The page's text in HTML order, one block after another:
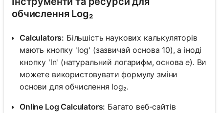
обчислення Log₂
Calculators: Більшість наукових калькуляторів
мають кнопку 'log' (зазвичай основа 10), а іноді
кнопку 'ln' (натуральний логарифм, основаe). Ви
можете використовувати формулу зміни
основи для обчислення log₂.
Online Log Calculators: Багато веб-сайтів